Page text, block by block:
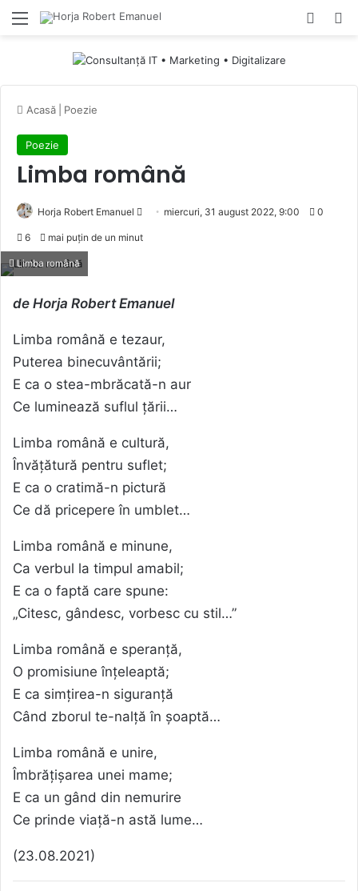
Menu
Acasă Poezie
Poezie
Limba română
Horja Robert Emanuel
Send miercuri, 31 august 2022, 9:00 0
6 mai puțin de un minut
Limba română
de Horja Robert Emanuel
Limba română e tezaur,
Puterea binecuvântării;
E ca o stea-mbrăcată-n aur
Ce luminează suflul țării…
Limba română e cultură,
Învățătură pentru suflet;
E ca o cratimă-n pictură
Ce dă pricepere în umblet…
Limba română e minune,
Ca verbul la timpul amabil;
E ca o faptă care spune:
„Citesc, gândesc, vorbesc cu stil…”
Limba română e speranță,
O promisiune înțeleaptă;
E ca simțirea-n siguranță
Când zborul te-nalță în șoaptă…
Limba română e unire,
Îmbrățișarea unei mame;
E ca un gând din nemurire
Ce prinde viață-n astă lume…
(23.08.2021)